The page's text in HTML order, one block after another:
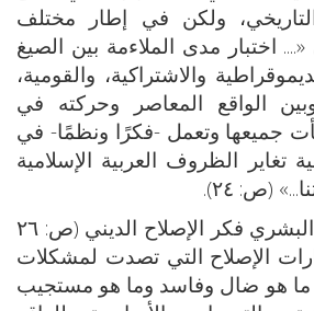
ولكن في إطار مختلف
اختبار مدى الملاءمة بين الصيغ
والاشتراكية، والقومية،
وبين الواقع المعاصر وحركته في
جميعها وتعمل -فكرًا ونظمًا- في
تغاير الظروف العربية الإسلامية
(ص: ٢٤).
ولهذا فحين يناقش البشري فكر الإصلاح الديني (ص: ٢٦
الإصلاح التي تصدت لمشكلات
ما هو ضال وفاسد وما هو مستجيب